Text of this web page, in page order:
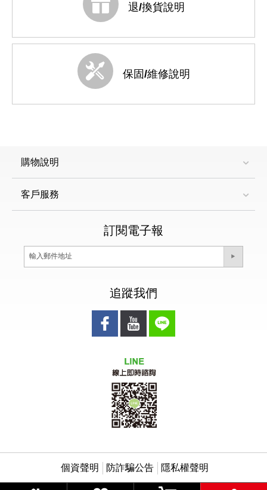
退/換貨說明
保固/維修說明
購物說明
客戶服務
訂閱電子報
追蹤我們
個資聲明 防詐騙公告 隱私權聲明